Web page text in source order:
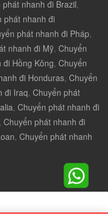
phát nhanh đi Brazil,
phát nhanh đi
phát nhanh đi Pháp,
nhanh đi Mỹ, Chuyển
Hồng Kông, Chuyển
đi Honduras, Chuyển
đi Iraq, Chuyển phát
, Chuyển phát nhanh đi
Chuyển phát nhanh đi
, Chuyển phát nhanh